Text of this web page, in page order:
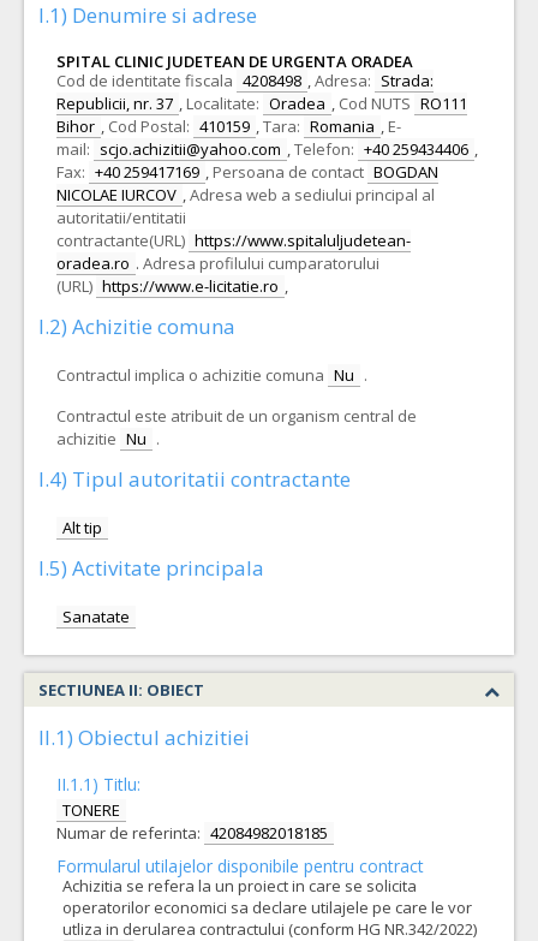
I.1) Denumire si adrese
SPITAL CLINIC JUDETEAN DE URGENTA ORADEA
Cod de identitate fiscala 4208498 ,Adresa: Strada:
Republicii, nr. 37 , Localitate: Oradea , Cod NUTS RO111
Bihor , Cod Postal: 410159 ,Tara: Romania , E-
mail: scjo.achizitii@yahoo.com ,Telefon: +40 259434406 ,
Fax: +40 259417169 , Persoana de contact BOGDAN
NICOLAE IURCOV ,Adresa web a sediului principal al
autoritatii/entitatii
contractante(URL) https://www.spitaluljudetean-
oradea.ro . Adresa profilului cumparatorului
(URL) https://www.e-licitatie.ro ,
I.2) Achizitie comuna
Contractul implica o achizitie comuna Nu .
Contractul este atribuit de un organism central de
achizitie Nu .
I.4) Tipul autoritatii contractante
Alt tip
I.5) Activitate principala
Sanatate
SECTIUNEA II: OBIECT
II.1) Obiectul achizitiei
II.1.1) Titlu:
TONERE
Numar de referinta: 42084982018185
Formularul utilajelor disponibile pentru contract
Achizitia se refera la un proiect in care se solicita
operatorilor economici sa declare utilajele pe care le vor
utliza in derularea contractului (conform HG NR.342/2022)